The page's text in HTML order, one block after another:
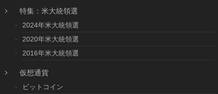
特集：米大統領選
2024年米大統領選
2020年米大統領選
2016年米大統領選
仮想通貨
ビットコイン